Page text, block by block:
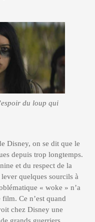
du loup qui
Disney, on se dit que le
depuis trop longtemps.
et du respect de la
quelques sourcils à
« woke » n’a
Ce n’est quand
chez Disney une